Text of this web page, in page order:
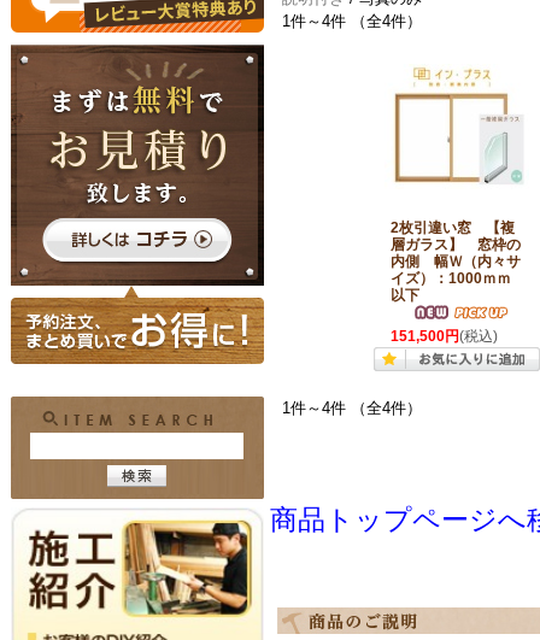
1件～4件 （全4件）
2枚引違い窓 【複
層ガラス】 窓枠の
内側 幅Ｗ（内々サ
イズ）：1000ｍｍ
以下
151,500円(税込)
1件～4件 （全4件）
商品トップページへ